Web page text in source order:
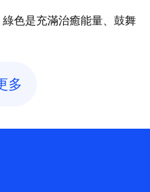
色是充滿治癒能量、鼓舞
多